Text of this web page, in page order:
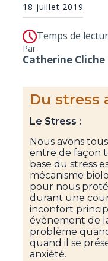
18 juillet 2019
Temps de
Par
Catherine Cliche
Du stress
Le Stress :
Nous avons
entre de façon
base du stress
mécanisme
pour nous
durant une
inconfort
évènement de
problème
quand il se
anxiété.